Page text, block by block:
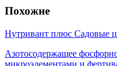
Похожие
Нутривант плюс Садовые
Азотосодержащее
микроэлементами и